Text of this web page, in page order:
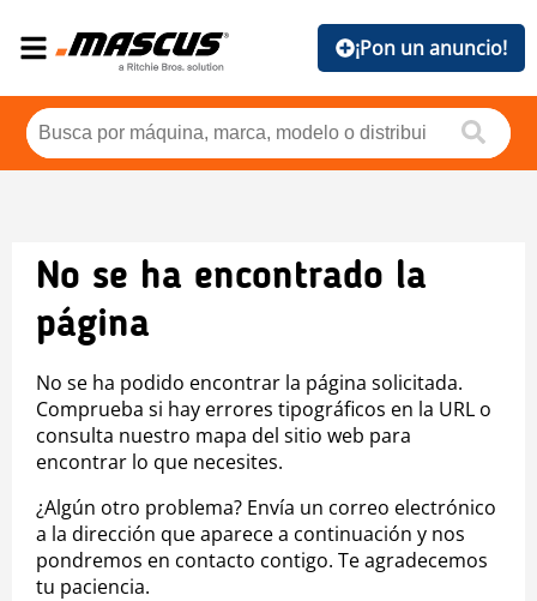
¡Pon un anuncio!
No se ha encontrado la
página
No se ha podido encontrar la página solicitada.
Comprueba si hay errores tipográficos en la URL o
consulta nuestro mapa del sitio web para
encontrar lo que necesites.
¿Algún otro problema? Envía un correo electrónico
a la dirección que aparece a continuación y nos
pondremos en contacto contigo. Te agradecemos
tu paciencia.